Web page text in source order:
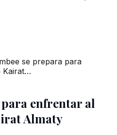
se prepara para
Kairat…
enfrentar al
Almaty